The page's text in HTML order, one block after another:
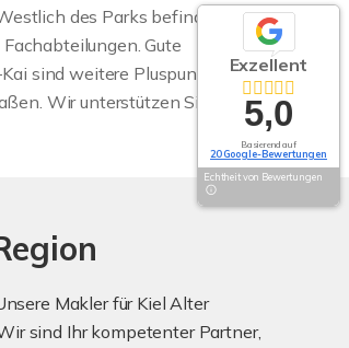
des Parks befindet sich
Gute
sind weitere Pluspunkte.
Wir unterstützen Sie sehr
Makler für Kiel Alter
sind Ihr kompetenter Partner,
Exzellent
5,0
Basierend auf
20 Google-Bewertungen
Echtheit von Bewertungen